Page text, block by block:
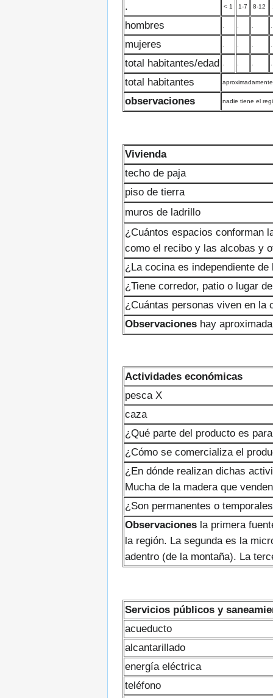
.
< 1 1-7 8-12
hombres
mujeres
total habitantes/edad
total habitantes
observaciones nadie tiene el
Vivienda
techo de paja
piso de tierra
muros de ladrillo
¿Cuántos espacios conforman
como el recibo y las alcobas y
¿La cocina es independiente
¿Tiene corredor, patio o lugar
¿Cuántas personas viven en la
Observaciones hay
Actividades económicas
pesca X
caza
¿Qué parte del producto es
¿Cómo se comercializa el
¿En dónde realizan dichas
Mucha de la madera que
¿Son permanentes o
Observaciones la primera
la región. La segunda es la
adentro (de la montaña). La
Servicios públicos y
acueducto
alcantarillado
energía eléctrica
teléfono